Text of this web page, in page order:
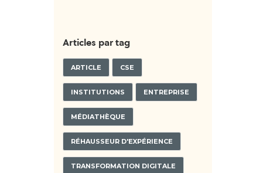
Articles par tag
ARTICLE CSE
INSTITUTIONS ENTREPRISE
MÉDIATHÈQUE
RÉHAUSSEUR D'EXPÉRIENCE
TRANSFORMATION DIGITALE